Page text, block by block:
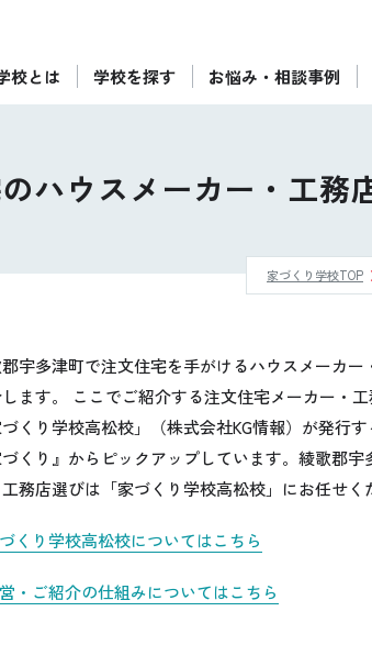
校とは 学校を探す お悩み・相談事例
ぴったりの住宅会社をご提案
後悔しない家づくりをレクチャー
ご利用は無料！全国20校
ハウスメーカー・工務
家づくり学校TOP
宇多津町で注文住宅を手がけるハウスメーカー
ます。 ここでご紹介する注文住宅メーカー・工
づくり学校高松校」（株式会社KG情報）が発行
くり』からピックアップしています。綾歌郡宇
務店選びは「家づくり学校高松校」にお任せく
くり学校高松校についてはこちら
・ご紹介の仕組みについてはこちら